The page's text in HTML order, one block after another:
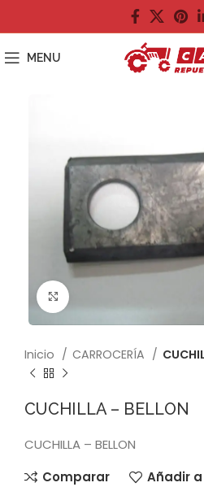
MENU
Inicio CARROCERÍA
CUCHILLA – BELLON
CUCHILLA – BELLON
Comparar
Añadir